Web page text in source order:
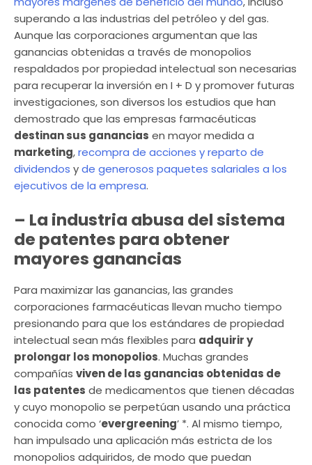
superando a las industrias del petróleo y del gas.
Aunque las corporaciones argumentan que las
ganancias obtenidas a través de monopolios
respaldados por propiedad intelectual son necesarias
para recuperar la inversión en I + D y promover futuras
investigaciones, son diversos los estudios que han
demostrado que las empresas farmacéuticas
destinan sus ganancias en mayor medida a
marketing,recompra de acciones y reparto de
dividendos yde generosos paquetes salariales a los
ejecutivos de la empresa.
– La industria abusa del sistema
de patentes para obtener
mayores ganancias
Para maximizar las ganancias, las grandes
corporaciones farmacéuticas llevan mucho tiempo
presionando para que los estándares de propiedad
intelectual sean más flexibles para adquirir y
prolongar los monopolios. Muchas grandes
compañías viven de las ganancias obtenidas de
las patentes de medicamentos que tienen décadas
y cuyo monopolio se perpetúan usando una práctica
conocida como ‘evergreening’ *. Al mismo tiempo,
han impulsado una aplicación más estricta de los
monopolios adquiridos, de modo que puedan